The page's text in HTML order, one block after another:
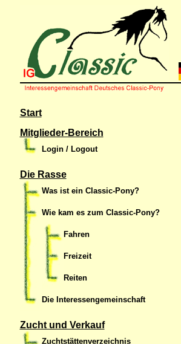
Start
Mitglieder-Bereich
Login / Logout
Die Rasse
Was ist ein Classic-Pony?
Wie kam es zum Classic-Pony?
Fahren
Freizeit
Reiten
Die Interessengemeinschaft
Zucht und Verkauf
Zuchtstättenverzeichnis